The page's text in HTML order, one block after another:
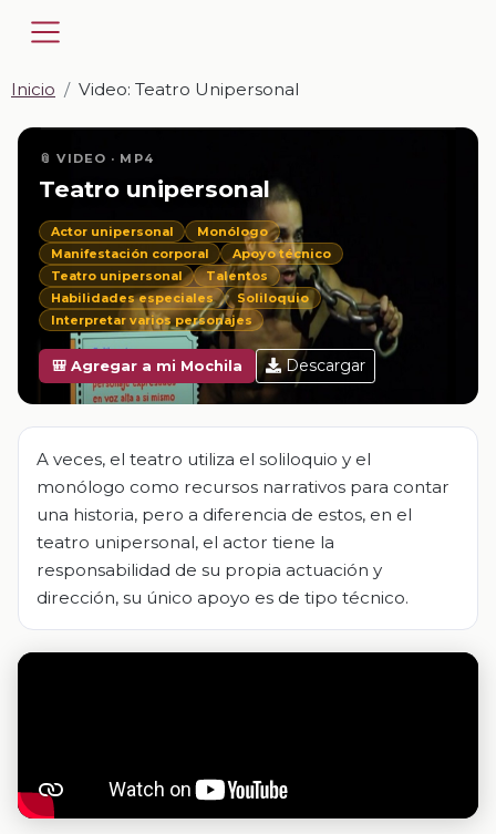
Inicio Video: Teatro Unipersonal
📎 VIDEO · MP4
Teatro unipersonal
Actor unipersonal
Monólogo
Manifestación corporal
Apoyo técnico
Teatro unipersonal
Talentos
Habilidades especiales
Soliloquio
Interpretar varios personajes
🎒 Agregar a mi Mochila Descargar
A veces, el teatro utiliza el soliloquio y el
monólogo como recursos narrativos para contar
una historia, pero a diferencia de estos, en el
teatro unipersonal, el actor tiene la
responsabilidad de su propia actuación y
dirección, su único apoyo es de tipo técnico.